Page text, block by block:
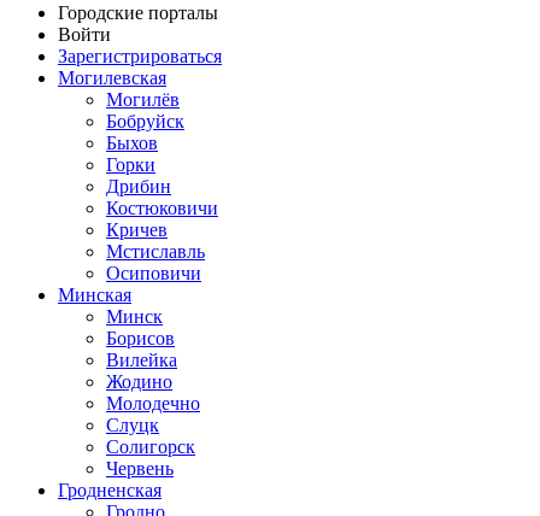
Городские порталы
Войти
Зарегистрироваться
Могилевская
Могилёв
Бобруйск
Быхов
Горки
Дрибин
Костюковичи
Кричев
Мстиславль
Осиповичи
Минская
Минск
Борисов
Вилейка
Жодино
Молодечно
Слуцк
Солигорск
Червень
Гродненская
Гродно